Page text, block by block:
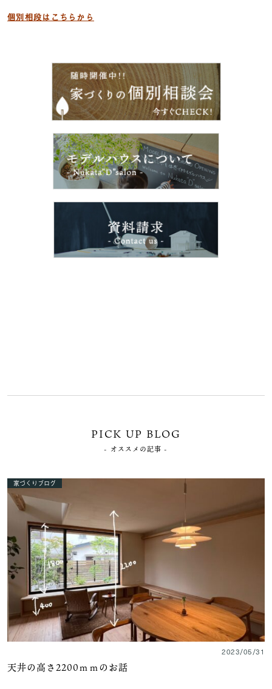
個別相段はこちらから
PICK UP BLOG
- オススメの記事 -
家づくりブログ
2023/05/31
天井の高さ2200ｍｍのお話